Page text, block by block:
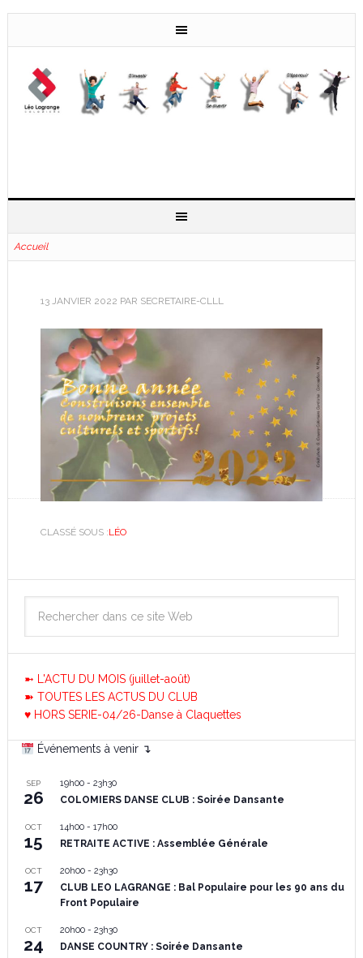
Accueil
13 JANVIER 2022 PAR SECRETAIRE-CLLL
CLASSÉ SOUS :LÉO
➼ L'ACTU DU MOIS (juillet-août)
➽ TOUTES LES ACTUS DU CLUB
♥ HORS SERIE-04/26-Danse à Claquettes
Événements à venir ↴
SEP
26
19h00- 23h30
COLOMIERS DANSE CLUB : Soirée Dansante
OCT
15
14h00- 17h00
RETRAITE ACTIVE : Assemblée Générale
OCT
17
20h00- 23h30
CLUB LEO LAGRANGE : Bal Populaire pour les 90 ans du
Front Populaire
OCT
24
20h00- 23h30
DANSE COUNTRY : Soirée Dansante